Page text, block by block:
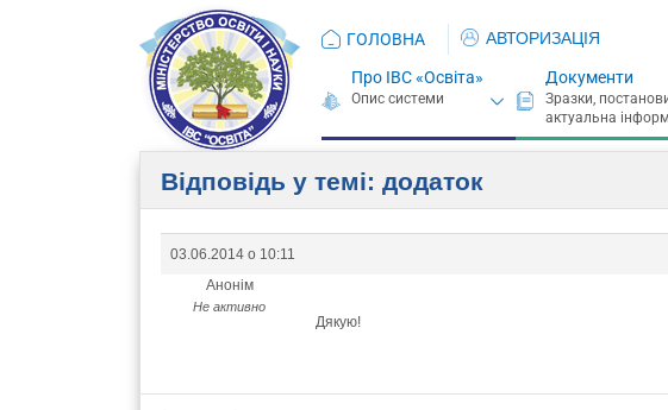
ГОЛОВНА АВТОРИЗАЦІЯ
Про ІВС «Освіта» Документи
Відповідь у темі: додаток
03.06.2014 о 10:11
Анонім
Не активно
Дякую!